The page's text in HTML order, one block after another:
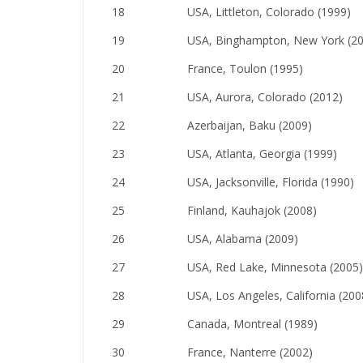
18 USA, Littleton, Colorado (1999)
19
USA, Binghampton, New York
20
France, Toulon (1995)
21
USA, Aurora, Colorado (2012)
22
Azerbaijan, Baku (2009)
23
USA, Atlanta, Georgia (1999)
24
USA, Jacksonville, Florida (1990)
25
Finland, Kauhajok (2008)
26
USA, Alabama (2009)
27
USA, Red Lake, Minnesota (2005)
28
USA, Los Angeles, California
29
Canada, Montreal (1989)
30
France, Nanterre (2002)